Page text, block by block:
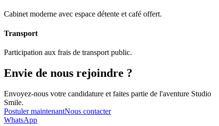
Cabinet moderne avec espace détente et café offert.
Transport
Participation aux frais de transport public.
Envie de nous rejoindre ?
Envoyez-nous votre candidature et faites partie de l'aventure Studio
Smile.
Postuler maintenantNous contacter
WhatsApp